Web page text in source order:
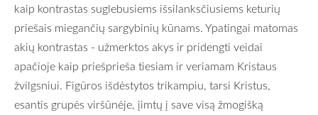
kaip kontrastas suglebusiems išsilanksčiusiems keturių
priešais miegančių sargybinių kūnams. Ypatingai matomas
akių kontrastas - užmerktos akys ir pridengti veidai
apačioje kaip priešprieša tiesiam ir veriamam Kristaus
žvilgsniui. Figūros išdėstytos trikampiu, tarsi Kristus,
esantis grupės viršūnėje, įimtų į save visą žmogišką